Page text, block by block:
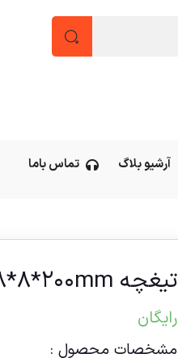
آرشیو بلاگ تماس باما
تیغچه HSS ۸*۸*۲۰۰mm
رایگان
مشخصات محصول :